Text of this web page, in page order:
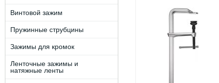
Винтовой зажим
Пружинные струбцины
Зажимы для кромок
Ленточные зажимы и
натяжные ленты